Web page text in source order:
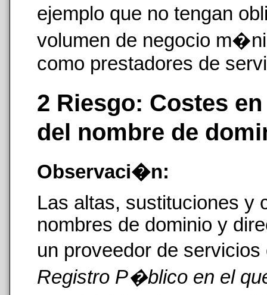
ejemplo que no tengan
volumen de negocio
como prestadores de
2 Riesgo: Costes
del nombre de
Observaci�n:
Las altas, sustituciones y
nombres de dominio y
un proveedor de
Registro P�blico en el